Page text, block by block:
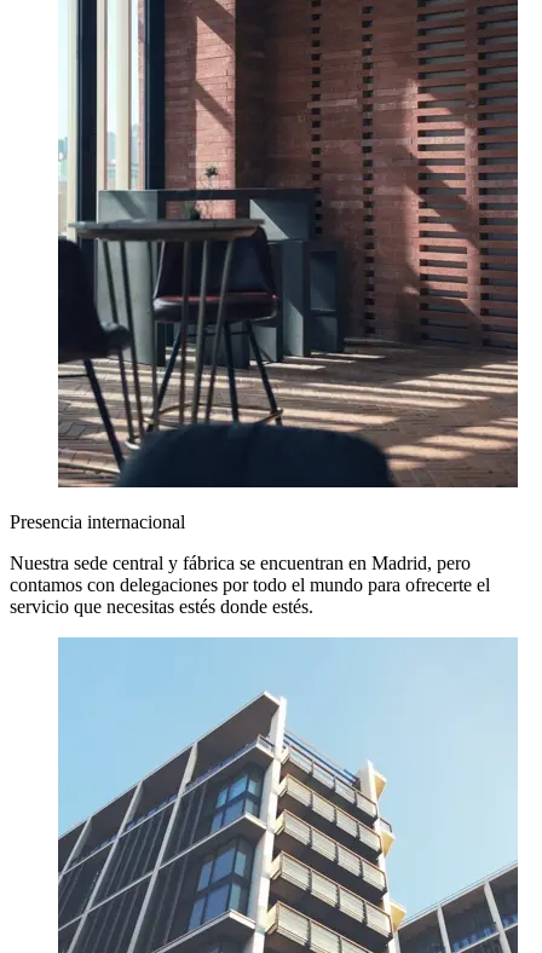
Presencia internacional
Nuestra sede central y fábrica se encuentran en Madrid, pero
contamos con delegaciones por todo el mundo para ofrecerte el
servicio que necesitas estés donde estés.